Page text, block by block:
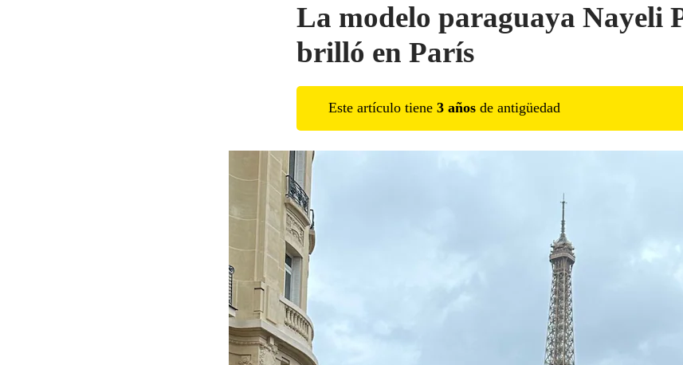
La modelo paraguaya Nayeli
brilló en París
Este artículo tiene 3 años de antigüedad